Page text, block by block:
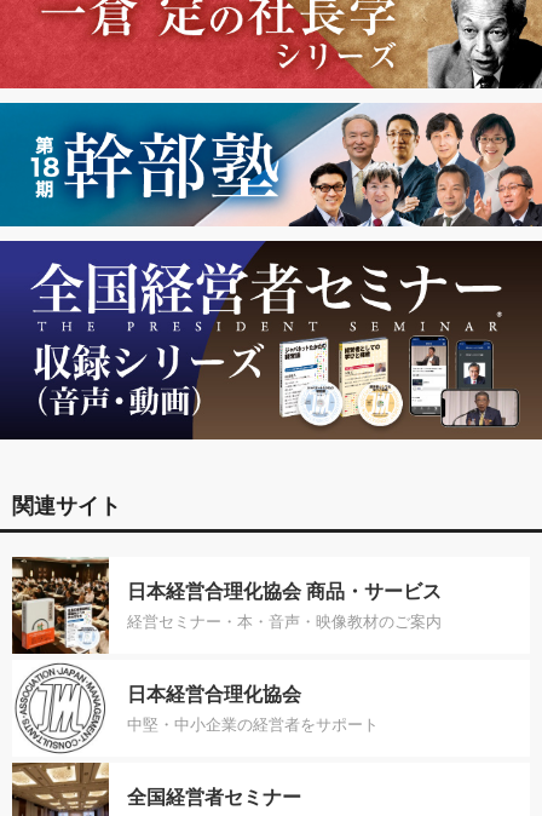
関連サイト
日本経営合理化協会 商品・サービス
経営セミナー・本・音声・映像教材のご案内
日本経営合理化協会
中堅・中小企業の経営者をサポート
全国経営者セミナー